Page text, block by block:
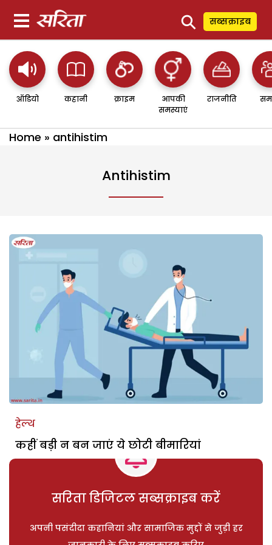
⚲ सब्सक्राइब
ऑडियो कहानी क्राइम
आपकी
समस्याएं
राजनीति
Home » antihistim
Antihistim
हेल्थ
कहीं बड़ी न बन जाएं ये छोटी बीमारियां
सरिता डिजिटल सब्सक्राइब करें
अपनी पसंदीदा कहानियां और सामाजिक मुद्दों से जुड़ी हर